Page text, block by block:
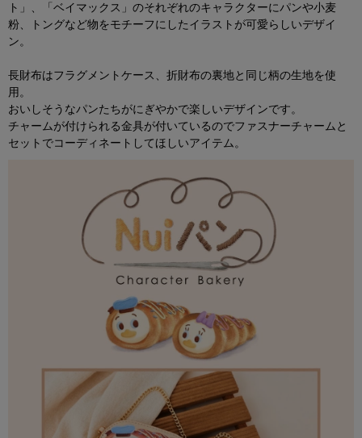
ト」、「ベイマックス」のそれぞれのキャラクターにパンや小麦
粉、トングなど物をモチーフにしたイラストが可愛らしいデザイ
ン。
長財布はフラグメントケース、折財布の裏地と同じ柄の生地を使
用。
おいしそうなパンたちがにぎやかで楽しいデザインです。
チャームが付けられる金具が付いているのでファスナーチャームと
セットでコーディネートしてほしいアイテム。